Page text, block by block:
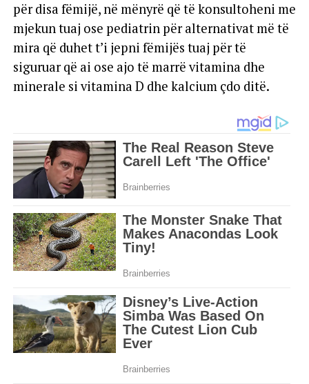
për disa fëmijë, në mënyrë që të konsultoheni me
mjekun tuaj ose pediatrin për alternativat më të
mira që duhet t’i jepni fëmijës tuaj për të
siguruar që ai ose ajo të marrë vitamina dhe
minerale si vitamina D dhe kalcium çdo ditë.